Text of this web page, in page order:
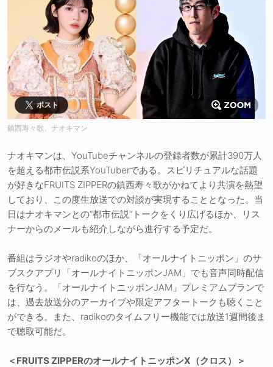
ポスト
鎮西寿々歌、ナオキマン
ナオキマンは、YouTubeチャンネルの登録者数が累計390万人
を超える都市伝説系YouTuberである。スピリチュアルな話題
が好きなFRUITS ZIPPERの鎮西寿々歌がかねてより共演を熱望
しており、この度生放送での対談が実現することとなった。当
日はナオキマンとの“都市伝説”トークをくり広げるほか、リス
ナーからのメールも紹介しながら進行する予定だ。
番組はラジオやradikoのほか、「オールナイトニッポン」のサ
ブスクアプリ「オールナイトニッポンJAM」でも音声同時配信
を行なう。「オールナイトニッポンJAM」プレミアムプランで
は、過去放送分のアーカイブや限定アフタートークも聴くこと
ができる。また、radikoのタイムフリー機能では放送1週間後ま
で聴取可能だ。
＜FRUITS ZIPPERのオールナイトニッポンX（クロス）＞